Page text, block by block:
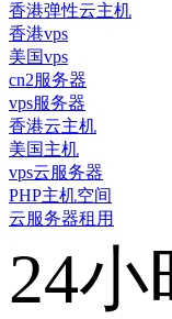
香港弹性云主机
香港vps
美国vps
cn2服务器
vps服务器
香港云主机
美国主机
vps云服务器
PHP主机空间
云服务器租用
24